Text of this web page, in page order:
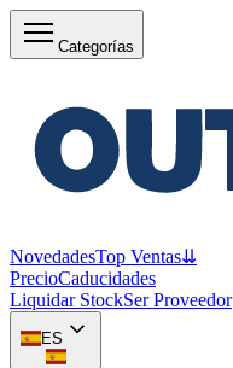
Categorías
NovedadesTop Ventas⇊
PrecioCaducidades
Liquidar StockSer Proveedor
ES